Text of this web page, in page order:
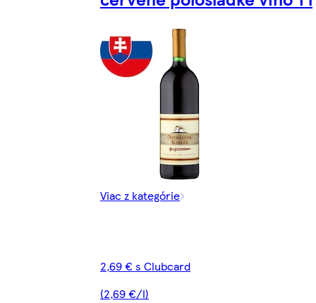
Viac z kategórie
2,69 € s Clubcard
(2,69 €/l)